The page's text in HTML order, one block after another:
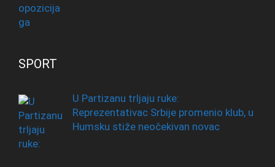
SPORT
U Partizanu trljaju ruke:
Reprezentativac Srbije promenio klub, u
Humsku stiže neočekivan novac